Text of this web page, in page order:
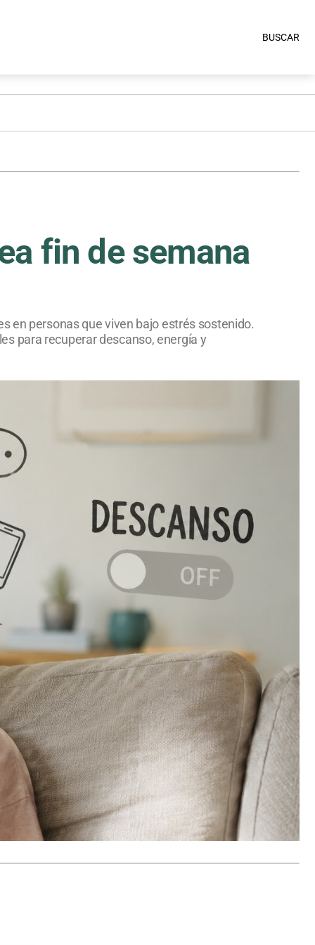
BUSCAR
fin de semana
en personas que viven bajo estrés sostenido.
para recuperar descanso, energía y